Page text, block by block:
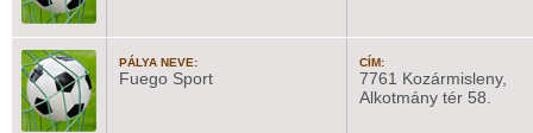
PÁLYA NEVE:
Fuego Sport
CÍM:
7761 Kozármisleny,
Alkotmány tér 58.